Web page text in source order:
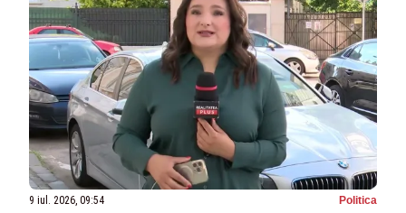
9 iul. 2026, 09:54 Politica